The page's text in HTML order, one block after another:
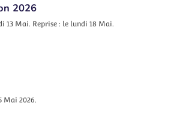
2026
13 Mai. Reprise : le lundi 18 Mai.
Mai 2026.